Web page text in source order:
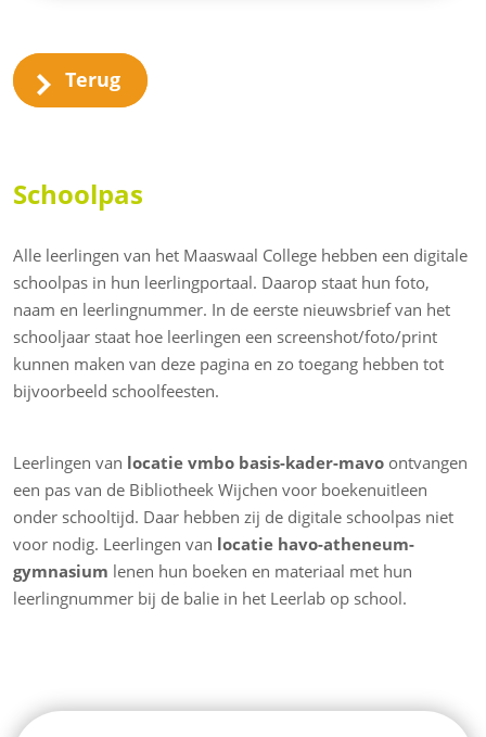
Terug
Schoolpas
Alle leerlingen van het Maaswaal College hebben een digitale
schoolpas in hun leerlingportaal. Daarop staat hun foto,
naam en leerlingnummer. In de eerste nieuwsbrief van het
schooljaar staat hoe leerlingen een screenshot/foto/print
kunnen maken van deze pagina en zo toegang hebben tot
bijvoorbeeld schoolfeesten.
Leerlingen van locatie vmbo basis-kader-mavo ontvangen
een pas van de Bibliotheek Wijchen voor boekenuitleen
onder schooltijd. Daar hebben zij de digitale schoolpas niet
voor nodig. Leerlingen van locatie havo-atheneum-
gymnasium lenen hun boeken en materiaal met hun
leerlingnummer bij de balie in het Leerlab op school.